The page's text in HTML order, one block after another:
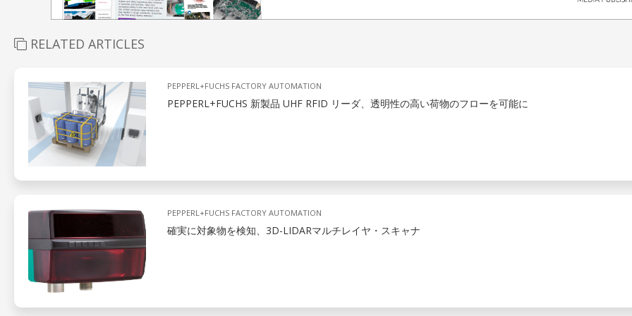
RELATED ARTICLES
PEPPERL+FUCHS FACTORY AUTOMATION
PEPPERL+FUCHS 新製品 UHF RFID リーダ、透明性の高い荷物のフローを可能に
PEPPERL+FUCHS FACTORY AUTOMATION
確実に対象物を検知、3D-LIDARマルチレイヤ・スキャナ